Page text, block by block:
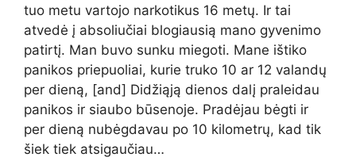
tuo metu vartojo narkotikus 16 metų. Ir tai
atvedė į absoliučiai blogiausią mano gyvenimo
patirtį. Man buvo sunku miegoti. Mane ištiko
panikos priepuoliai, kurie truko 10 ar 12 valandų
per dieną, [and] Didžiąją dienos dalį praleidau
panikos ir siaubo būsenoje. Pradėjau bėgti ir
per dieną nubėgdavau po 10 kilometrų, kad tik
šiek tiek atsigaučiau…